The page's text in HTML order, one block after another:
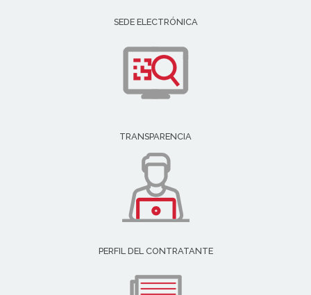
SEDE ELECTRÓNICA
TRANSPARENCIA
PERFIL DEL CONTRATANTE